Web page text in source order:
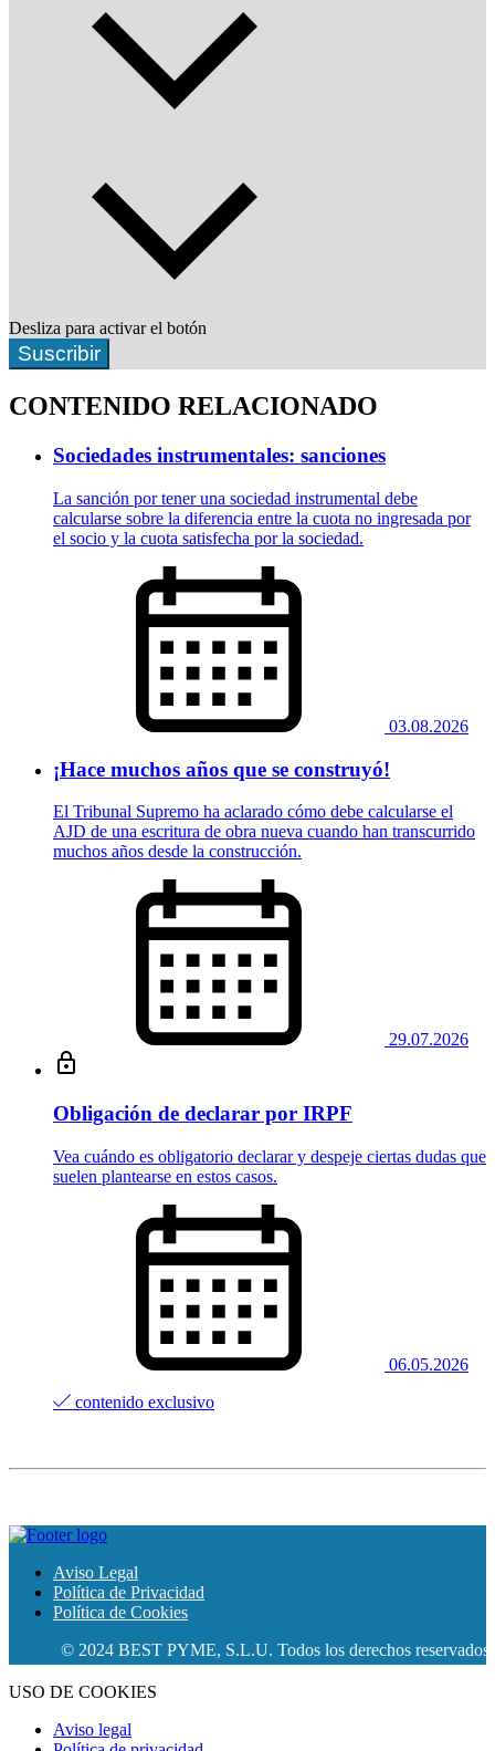
Desliza para activar el botón
Suscribir
CONTENIDO RELACIONADO
Sociedades instrumentales: sanciones
La sanción por tener una sociedad instrumental debe
calcularse sobre la diferencia entre la cuota no ingresada por
el socio y la cuota satisfecha por la sociedad.
03.08.2026
¡Hace muchos años que se construyó!
El Tribunal Supremo ha aclarado cómo debe calcularse el
AJD de una escritura de obra nueva cuando han transcurrido
muchos años desde la construcción.
29.07.2026
Obligación de declarar por IRPF
Vea cuándo es obligatorio declarar y despeje ciertas dudas que
suelen plantearse en estos casos.
06.05.2026
contenido exclusivo
Aviso Legal
Política de Privacidad
Política de Cookies
© 2024 BEST PYME, S.L.U. Todos los derechos reservados.
USO DE COOKIES
Aviso legal